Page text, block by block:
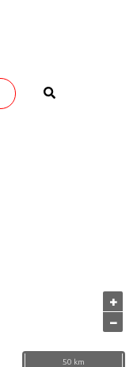
+
−
50 km